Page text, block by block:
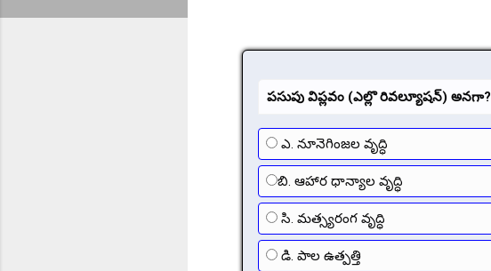
పసుపు విప్లవం (ఎల్లొ రివల్యూషన్‌) అనగా?
ఎ. నూనెగింజల వృద్ధి
బి. ఆహార ధాన్యాల వృద్ధి
సి. మత్స్యరంగ వృద్ధి
డి. పాల ఉత్పత్తి